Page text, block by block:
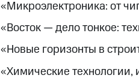
«Микроэлектроника: от
«Восток — дело тонкое:
«Новые горизонты в
«Химические